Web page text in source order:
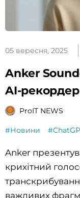
05 вересня, 2025
Anker
AI-
ProIT NEWS
#Новини
Anker
крихітний
важливих